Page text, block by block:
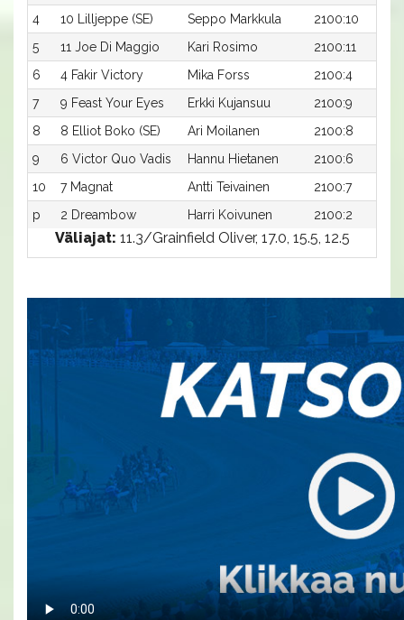
4 10 Lilljeppe (SE) Seppo Markkula 2100:10
5
11 Joe Di Maggio Kari Rosimo 2100:11
6
4 Fakir Victory Mika Forss 2100:4
7
9 Feast Your Eyes Erkki Kujansuu 2100:9
8
8 Elliot Boko (SE) Ari Moilanen 2100:8
9
6 Victor Quo Vadis Hannu Hietanen 2100:6
10
7 Magnat Antti Teivainen 2100:7
p
2 Dreambow Harri Koivunen 2100:2
Väliajat: 11.3/Grainfield Oliver, 17.0, 15.5, 12.5